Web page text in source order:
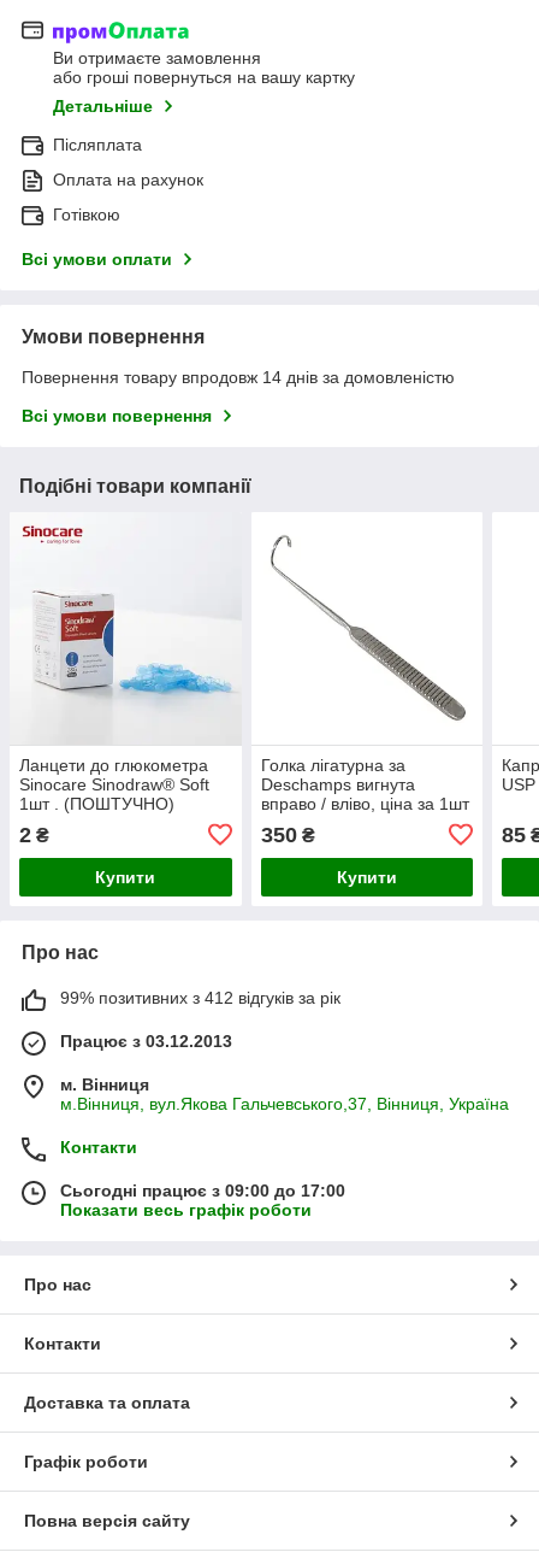
Ви отримаєте замовлення
або гроші повернуться на вашу картку
Детальніше
Післяплата
Оплата на рахунок
Готівкою
Всі умови оплати
Умови повернення
Повернення товару впродовж 14 днів за домовленістю
Всі умови повернення
Подібні товари компанії
Ланцети до глюкометра
Sinocare Sinodraw® Soft
1шт . (ПОШТУЧНО)
2 ₴
Купити
Голка лігатурна за
Deschamps вигнута
вправо / вліво, ціна за 1шт
350₴
Купити
85
Про нас
99% позитивних з 412 відгуків за рік
Працює з 03.12.2013
м. Вінниця
м.Вінниця, вул.Якова Гальчевського,37, Вінниця, Україна
Контакти
Сьогодні працює з 09:00 до 17:00
Показати весь графік роботи
Про нас
Контакти
Доставка та оплата
Графік роботи
Повна версія сайту